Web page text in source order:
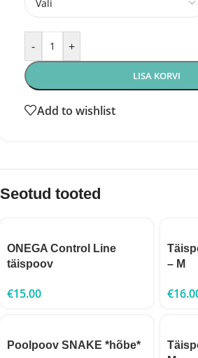
- +
LISA KORVI
Add to wishlist
Seotud tooted
ONEGA Control Line
täispoov
€15.00
– M
€
Poolpoov SNAKE *hõbe*